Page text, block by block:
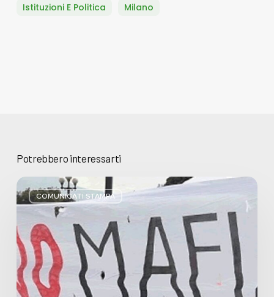
Istituzioni E Politica Milano
Potrebbero interessarti
COMUNICATI STAMPA
Basta
bugie,
Regione
Lombardia
pratica
l’antimafia
solo
a
parole